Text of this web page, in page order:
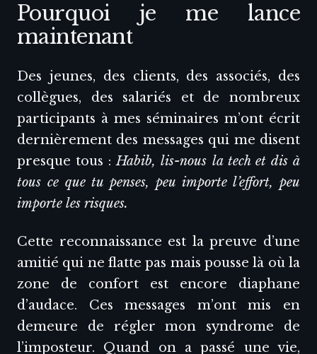
Pourquoi je me lance
maintenant
Des jeunes, des clients, des associés, des
collègues, des salariés et de nombreux
participants à mes séminaires m’ont écrit
dernièrement des messages qui me disent
presque tous :Habib, lis-nous la tech et dis à
tous ce que tu penses, peu importe l’effort, peu
importe les risques.
Cette reconnaissance est la preuve d’une
amitié qui ne flatte pas mais pousse là où la
zone de confort est encore diaphane
d’audace. Ces messages m’ont mis en
demeure de régler mon syndrome de
l’imposteur. Quand on a passé une vie,